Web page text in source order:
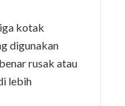
kotak
digunakan
rusak atau
lebih